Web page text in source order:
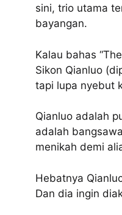
sini, trio utama
bayangan.
Kalau bahas
Sikon Qianluo
tapi lupa nyebut
Qianluo adalah
adalah
menikah demi
Hebatnya
Dan dia ingin